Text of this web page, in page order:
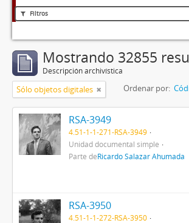
Filtros
Mostrando 32855
Descripción archivística
Sólo objetos digitales Ordenar por:
RSA-3949
4.51-1-1-271-RSA-3949
Unidad documental simple
Parte deRicardo Salazar Ahumada
RSA-3950
4.51-1-1-272-RSA-3950